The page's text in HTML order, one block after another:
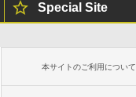
Special Site
本サイトのご利用について